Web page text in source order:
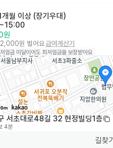
개월 이상 (장기우대)
원
원 벌어요급여계산기
임금 미달이어도 최저임금을 보장받아요
서초대로48길 32 현정빌딩1층
4분
길찾기